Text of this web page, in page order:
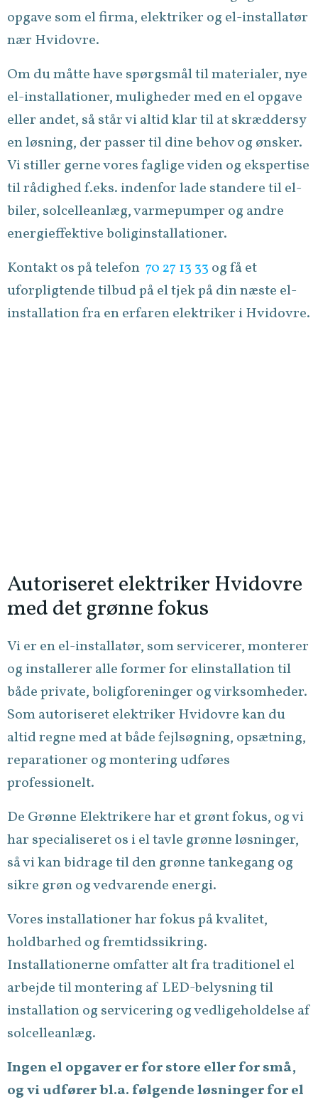
opgave som el firma, elektriker og el-installatør
nær Hvidovre.
Om du måtte have spørgsmål til materialer, nye
el-installationer, muligheder med en el opgave
eller andet, så står vi altid klar til at skræddersy
en løsning, der passer til dine behov og ønsker.
Vi stiller gerne vores faglige viden og ekspertise
til rådighed f.eks. indenfor lade standere til el-
biler, solcelleanlæg, varmepumper og andre
energieffektive boliginstallationer.
Kontakt os på telefon 70 27 13 33 og få et
uforpligtende tilbud på el tjek på din næste el-
installation fra en erfaren elektriker i Hvidovre.
Autoriseret elektriker Hvidovre
med det grønne fokus
Vi er en el-installatør, som servicerer, monterer
og installerer alle former for elinstallation til
både private, boligforeninger og virksomheder.
Som autoriseret elektriker Hvidovre kan du
altid regne med at både fejlsøgning, opsætning,
reparationer og montering udføres
professionelt.
De Grønne Elektrikere har et grønt fokus, og vi
har specialiseret os iel tavle grønne løsninger,
så vi kan bidrage til den grønne tankegang og
sikre grøn og vedvarende energi.
Vores installationer har fokus på kvalitet,
holdbarhed og fremtidssikring.
Installationerne omfatter alt fra traditionel el
arbejde til montering af LED-belysning til
installation og servicering og vedligeholdelse af
solcelleanlæg.
Ingen el opgaver er for store eller for små,
og vi udfører bl.a. følgende løsninger for el